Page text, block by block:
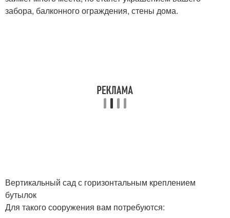
забора, балконного ограждения, стены дома.
Вертикальный сад с горизонтальным креплением
бутылок
Для такого сооружения вам потребуются: